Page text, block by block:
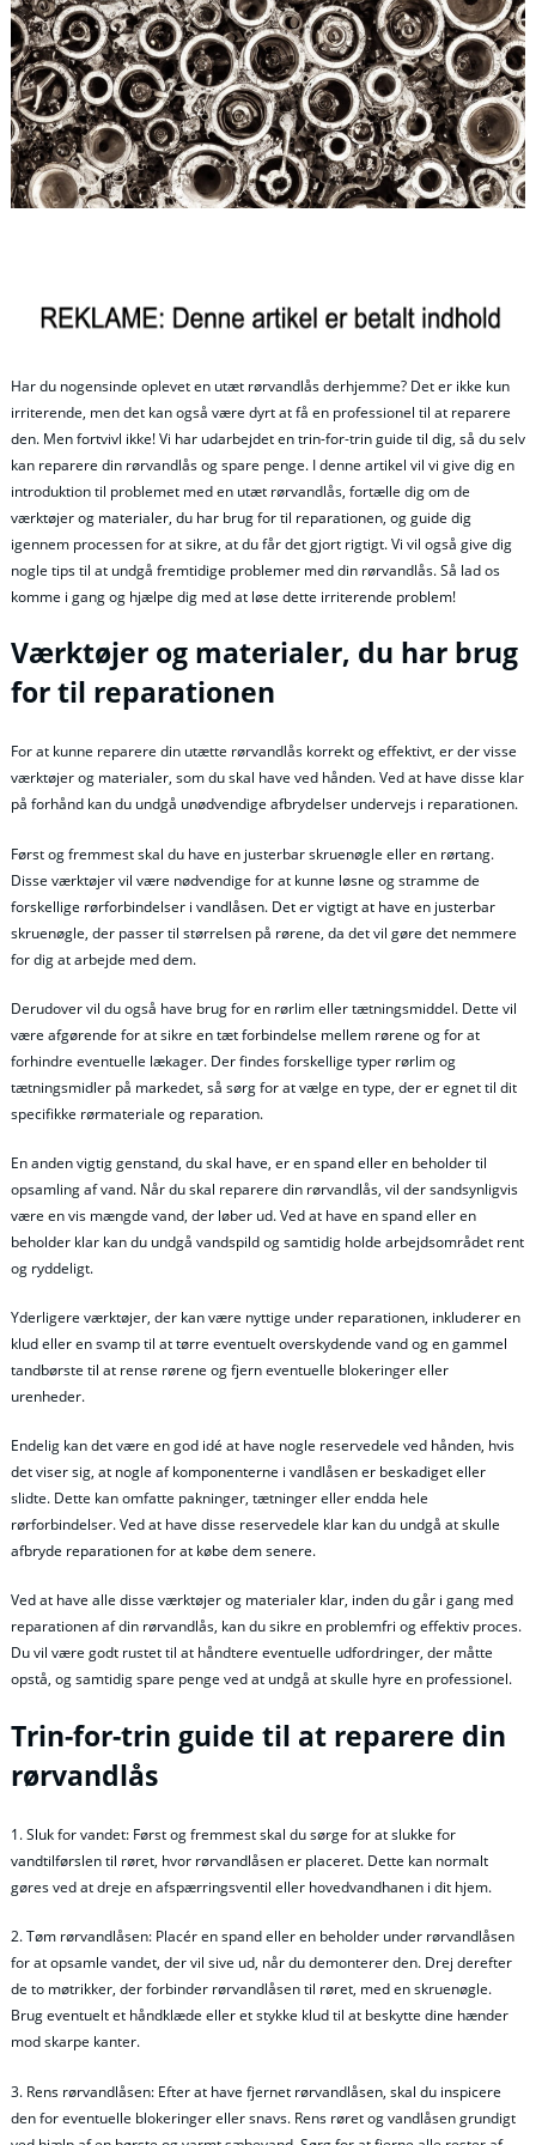
Har du nogensinde oplevet en utæt rørvandlås derhjemme? Det er ikke kun
irriterende, men det kan også være dyrt at få en professionel til at reparere
den. Men fortvivl ikke! Vi har udarbejdet en trin-for-trin guide til dig, så du selv
kan reparere din rørvandlås og spare penge. I denne artikel vil vi give dig en
introduktion til problemet med en utæt rørvandlås, fortælle dig om de
værktøjer og materialer, du har brug for til reparationen, og guide dig
igennem processen for at sikre, at du får det gjort rigtigt. Vi vil også give dig
nogle tips til at undgå fremtidige problemer med din rørvandlås. Så lad os
komme i gang og hjælpe dig med at løse dette irriterende problem!
Værktøjer og materialer, du har brug
for til reparationen
For at kunne reparere din utætte rørvandlås korrekt og effektivt, er der visse
værktøjer og materialer, som du skal have ved hånden. Ved at have disse klar
på forhånd kan du undgå unødvendige afbrydelser undervejs i reparationen.
Først og fremmest skal du have en justerbar skruenøgle eller en rørtang.
Disse værktøjer vil være nødvendige for at kunne løsne og stramme de
forskellige rørforbindelser i vandlåsen. Det er vigtigt at have en justerbar
skruenøgle, der passer til størrelsen på rørene, da det vil gøre det nemmere
for dig at arbejde med dem.
Derudover vil du også have brug for en rørlim eller tætningsmiddel. Dette vil
være afgørende for at sikre en tæt forbindelse mellem rørene og for at
forhindre eventuelle lækager. Der findes forskellige typer rørlim og
tætningsmidler på markedet, så sørg for at vælge en type, der er egnet til dit
specifikke rørmateriale og reparation.
En anden vigtig genstand, du skal have, er en spand eller en beholder til
opsamling af vand. Når du skal reparere din rørvandlås, vil der sandsynligvis
være en vis mængde vand, der løber ud. Ved at have en spand eller en
beholder klar kan du undgå vandspild og samtidig holde arbejdsområdet rent
og ryddeligt.
Yderligere værktøjer, der kan være nyttige under reparationen, inkluderer en
klud eller en svamp til at tørre eventuelt overskydende vand og en gammel
tandbørste til at rense rørene og fjern eventuelle blokeringer eller
urenheder.
Endelig kan det være en god idé at have nogle reservedele ved hånden, hvis
det viser sig, at nogle af komponenterne i vandlåsen er beskadiget eller
slidte. Dette kan omfatte pakninger, tætninger eller endda hele
rørforbindelser. Ved at have disse reservedele klar kan du undgå at skulle
afbryde reparationen for at købe dem senere.
Ved at have alle disse værktøjer og materialer klar, inden du går i gang med
reparationen af din rørvandlås, kan du sikre en problemfri og effektiv proces.
Du vil være godt rustet til at håndtere eventuelle udfordringer, der måtte
opstå, og samtidig spare penge ved at undgå at skulle hyre en professionel.
Trin-for-trin guide til at reparere din
rørvandlås
1. Sluk for vandet: Først og fremmest skal du sørge for at slukke for
vandtilførslen til røret, hvor rørvandlåsen er placeret. Dette kan normalt
gøres ved at dreje en afspærringsventil eller hovedvandhanen i dit hjem.
2. Tøm rørvandlåsen: Placér en spand eller en beholder under rørvandlåsen
for at opsamle vandet, der vil sive ud, når du demonterer den. Drej derefter
de to møtrikker, der forbinder rørvandlåsen til røret, med en skruenøgle.
Brug eventuelt et håndklæde eller et stykke klud til at beskytte dine hænder
mod skarpe kanter.
3. Rens rørvandlåsen: Efter at have fjernet rørvandlåsen, skal du inspicere
den for eventuelle blokeringer eller snavs. Rens røret og vandlåsen grundigt